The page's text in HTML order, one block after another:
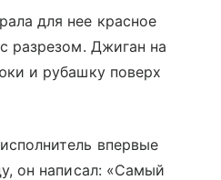
для нее красное
разрезом. Джиган на
и рубашку поверх
впервые
он написал: «Самый